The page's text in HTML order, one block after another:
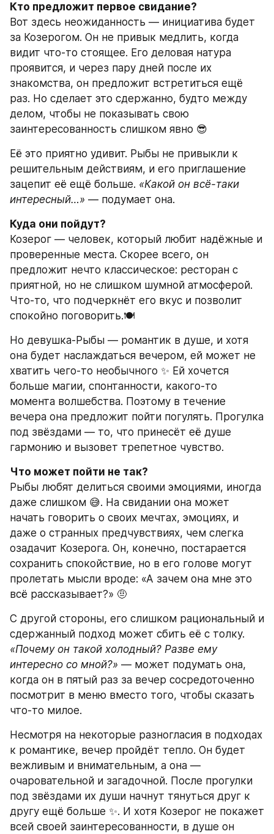
Кто предложит первое свидание?
Вот здесь неожиданность — инициатива будет
за Козерогом. Он не привык медлить, когда
видит что-то стоящее. Его деловая натура
проявится, и через пару дней после их
знакомства, он предложит встретиться ещё
раз. Но сделает это сдержанно, будто между
делом, чтобы не показывать свою
заинтересованность слишком явно 😎
Её это приятно удивит. Рыбы не привыкли к
решительным действиям, и его приглашение
зацепит её ещё больше. «Какой он всё-таки
интересный…» — подумает она.
Куда они пойдут?
Козерог — человек, который любит надёжные и
проверенные места. Скорее всего, он
предложит нечто классическое: ресторан с
приятной, но не слишком шумной атмосферой.
Что-то, что подчеркнёт его вкус и позволит
спокойно поговорить.🍽️
Но девушка-Рыбы — романтик в душе, и хотя
она будет наслаждаться вечером, ей может не
хватить чего-то необычного ✨ Ей хочется
больше магии, спонтанности, какого-то
момента волшебства. Поэтому в течение
вечера она предложит пойти погулять. Прогулка
под звёздами — то, что принесёт её душе
гармонию и вызовет трепетное чувство.
Что может пойти не так?
Рыбы любят делиться своими эмоциями, иногда
даже слишком 😅. На свидании она может
начать говорить о своих мечтах, эмоциях, и
даже о странных предчувствиях, чем слегка
озадачит Козерога. Он, конечно, постарается
сохранить спокойствие, но в его голове могут
пролетать мысли вроде: «А зачем она мне это
всё рассказывает?» 🤨
С другой стороны, его слишком рациональный и
«Почему он такой холодный? Разве ему
интересно со мной?» — может подумать она,
когда он в пятый раз за вечер сосредоточенно
посмотрит в меню вместо того, чтобы сказать
что-то милое.
Несмотря на некоторые разногласия в подходах
к романтике, вечер пройдёт тепло. Он будет
вежливым и внимательным, а она —
очаровательной и загадочной. После прогулки
под звёздами их души начнут тянуться друг к
другу ещё больше ✨. И хотя Козерог не покажет
всей своей заинтересованности, в душе он